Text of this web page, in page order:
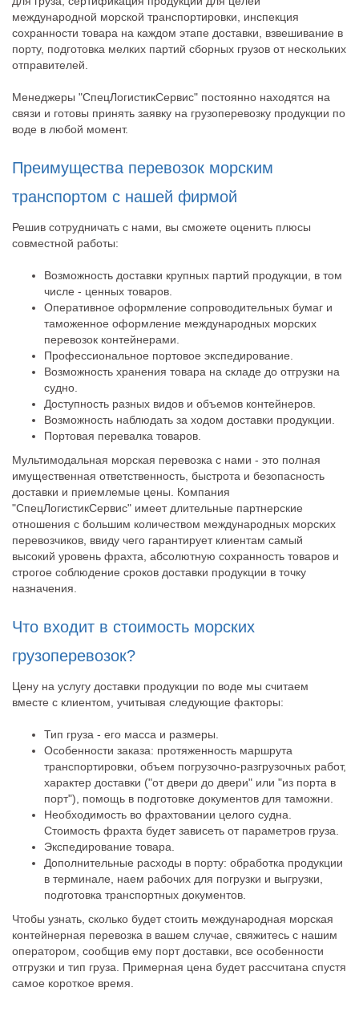
международной морской транспортировки, инспекция
сохранности товара на каждом этапе доставки, взвешивание в
порту, подготовка мелких партий сборных грузов от нескольких
отправителей.
Менеджеры "СпецЛогистикСервис" постоянно находятся на
связи и готовы принять заявку на грузоперевозку продукции по
воде в любой момент.
Преимущества перевозок морским
транспортом с нашей фирмой
Решив сотрудничать с нами, вы сможете оценить плюсы
совместной работы:
Возможность доставки крупных партий продукции, в том
числе - ценных товаров.
Оперативное оформление сопроводительных бумаг и
таможенное оформление международных морских
перевозок контейнерами.
Профессиональное портовое экспедирование.
Возможность хранения товара на складе до отгрузки на
судно.
Доступность разных видов и объемов контейнеров.
Возможность наблюдать за ходом доставки продукции.
Портовая перевалка товаров.
Мультимодальная морская перевозка с нами - это полная
имущественная ответственность, быстрота и безопасность
доставки и приемлемые цены. Компания
"СпецЛогистикСервис" имеет длительные партнерские
отношения с большим количеством международных морских
перевозчиков, ввиду чего гарантирует клиентам самый
высокий уровень фрахта, абсолютную сохранность товаров и
строгое соблюдение сроков доставки продукции в точку
назначения.
Что входит в стоимость морских
грузоперевозок?
Цену на услугу доставки продукции по воде мы считаем
вместе с клиентом, учитывая следующие факторы:
Тип груза - его масса и размеры.
Особенности заказа: протяженность маршрута
транспортировки, объем погрузочно-разгрузочных работ,
характер доставки ("от двери до двери" или "из порта в
порт"), помощь в подготовке документов для таможни.
Необходимость во фрахтовании целого судна.
Стоимость фрахта будет зависеть от параметров груза.
Экспедирование товара.
Дополнительные расходы в порту: обработка продукции
в терминале, наем рабочих для погрузки и выгрузки,
подготовка транспортных документов.
Чтобы узнать, сколько будет стоить международная морская
контейнерная перевозка в вашем случае, свяжитесь с нашим
оператором, сообщив ему порт доставки, все особенности
отгрузки и тип груза. Примерная цена будет рассчитана спустя
самое короткое время.